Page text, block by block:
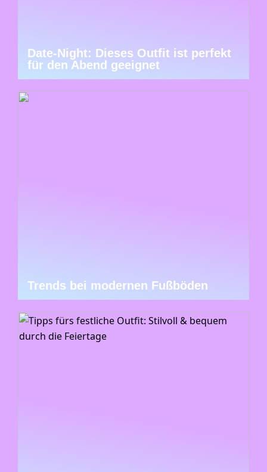
Date-Night: Dieses Outfit ist perfekt
für den Abend geeignet
Trends bei modernen Fußböden